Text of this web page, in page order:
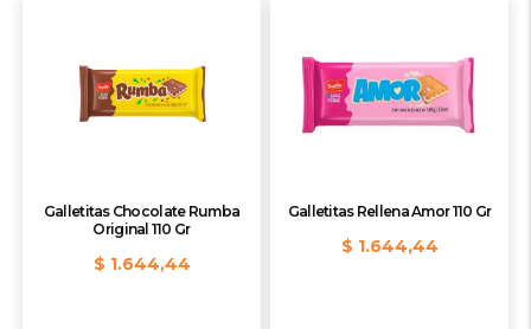
Galletitas Chocolate Rumba
Original 110 Gr
$ 1.644,44
Galletitas Rellena Amor 110 Gr
$ 1.644,44